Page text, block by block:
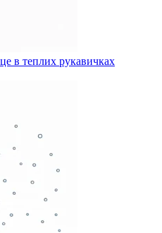
в теплих рукавичках